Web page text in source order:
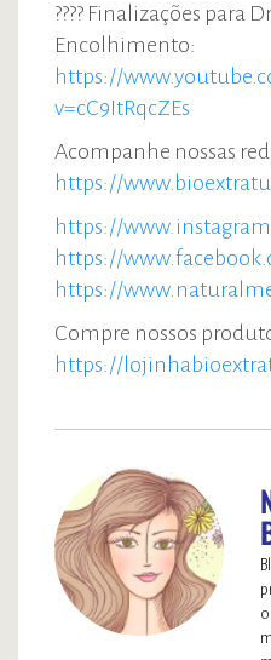
???? Finalizações para
Encolhimento:
https://
v=cC9ItRqcZEs
Acompanhe nossas
https://
https://
https://
https://
Compre nossos
https://